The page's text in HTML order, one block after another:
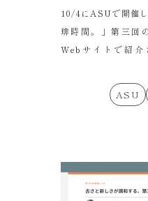
10/4にASUで開催
琲時間。」第三回
Webサイトで紹介
ASU